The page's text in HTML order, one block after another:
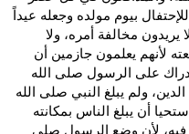
بيوم مولده وجعله عيداً
يريدون مخالفة أمره، ولا
لأنهم يعلمون جازمين أن
على الرسول صلى الله
ولم يبلغ النبي صلى الله
أن يبلغ الناس بمكانته
فيه، لأن وضع الرسول صلى